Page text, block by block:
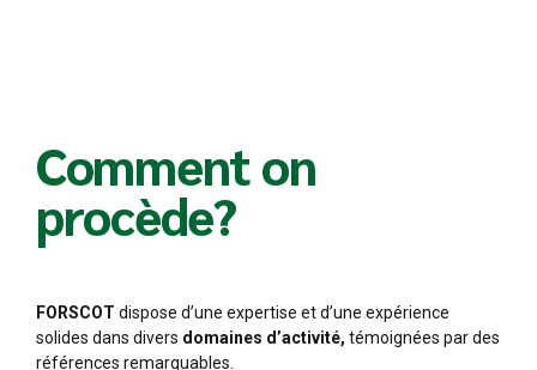
Comment on
procède?
FORSCOT dispose d’une expertise et d’une expérience
solides dans divers domaines d’activité, témoignées par des
références remarquables.